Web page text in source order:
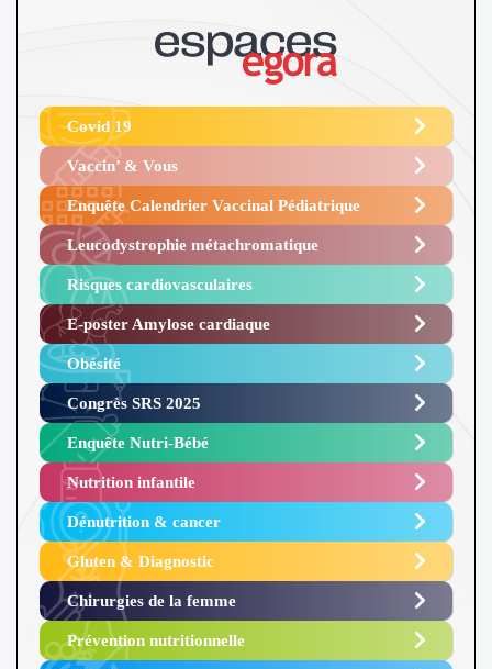
Covid 19
Vaccin’ & Vous
Enquête Calendrier Vaccinal Pédiatrique
Leucodystrophie métachromatique
Risques cardiovasculaires
E-poster Amylose cardiaque ​
Obésité ​
Congrès SRS 2025 ​
Enquête Nutri-Bébé ​
Nutrition infantile
Dénutrition & cancer
Gluten & Diagnostic
Chirurgies de la femme
Prévention nutritionnelle